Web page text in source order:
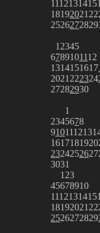
1112131415
18192021 22
2526272829
1 2345
6789101112
1314151617
2021 222324
27282930
1
2345678
910111213
1617181920
2324252627
3031
1 23
45678910
1112131415
18192021 22
2526272829